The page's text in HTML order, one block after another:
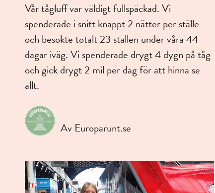
Vår tågluff var väldigt fullspäckad. Vi
spenderade i snitt knappt 2 nätter per ställe
och besökte totalt 23 ställen under våra 44
dagar iväg. Vi spenderade drygt 4 dygn på tåg
och gick drygt 2 mil per dag för att hinna se
allt.
Av Europarunt.se